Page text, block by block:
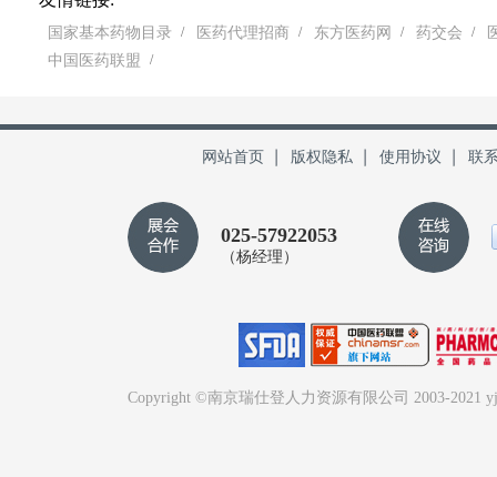
国家基本药物目录 / 医药代理招商 / 东方医药网 / 药交会 /
中国医药联盟
/
网站首页 版权隐私 使用协议 联
025-57922053
（杨经理）
Copyright ©南京瑞仕登人力资源有限公司 2003-2021